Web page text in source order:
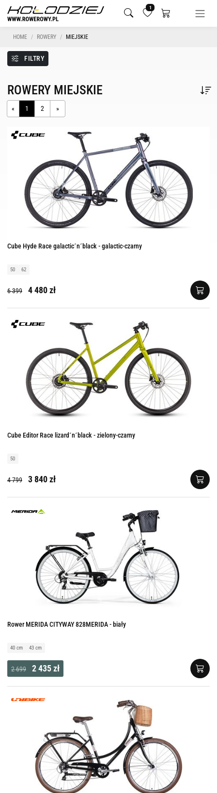
1
HOME ROWERY MIEJSKIE
FILTRY
ROWERY MIEJSKIE
« 1 2 »
Cube Hyde Race galactic´n´black - galactic-czarny
50 62
6 399 4 480 zł
Cube Editor Race lizard´n´black - zielony-czarny
50
4 799 3 840 zł
Rower MERIDA CITYWAY 828MERIDA - biały
40 cm 43 cm
2 699 2 435 zł